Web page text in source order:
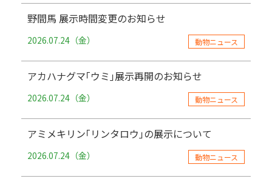
野間馬 展示時間変更のお知らせ
2026.07.24（金） 動物ニュース
アカハナグマ｢ウミ｣展示再開のお知らせ
2026.07.24（金） 動物ニュース
アミメキリン｢リンタロウ｣の展示について
2026.07.24（金） 動物ニュース